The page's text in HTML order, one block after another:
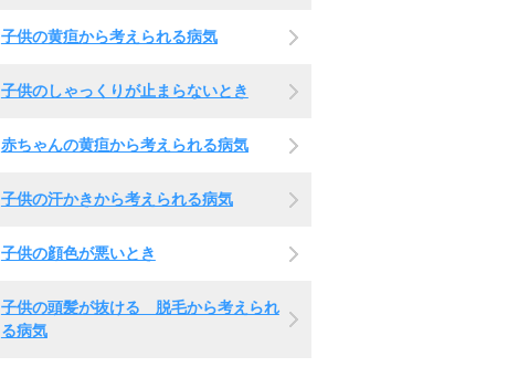
子供の黄疸から考えられる病気
子供のしゃっくりが止まらないとき
赤ちゃんの黄疸から考えられる病気
子供の汗かきから考えられる病気
子供の顔色が悪いとき
子供の頭髪が抜ける 脱毛から考えられ
る病気